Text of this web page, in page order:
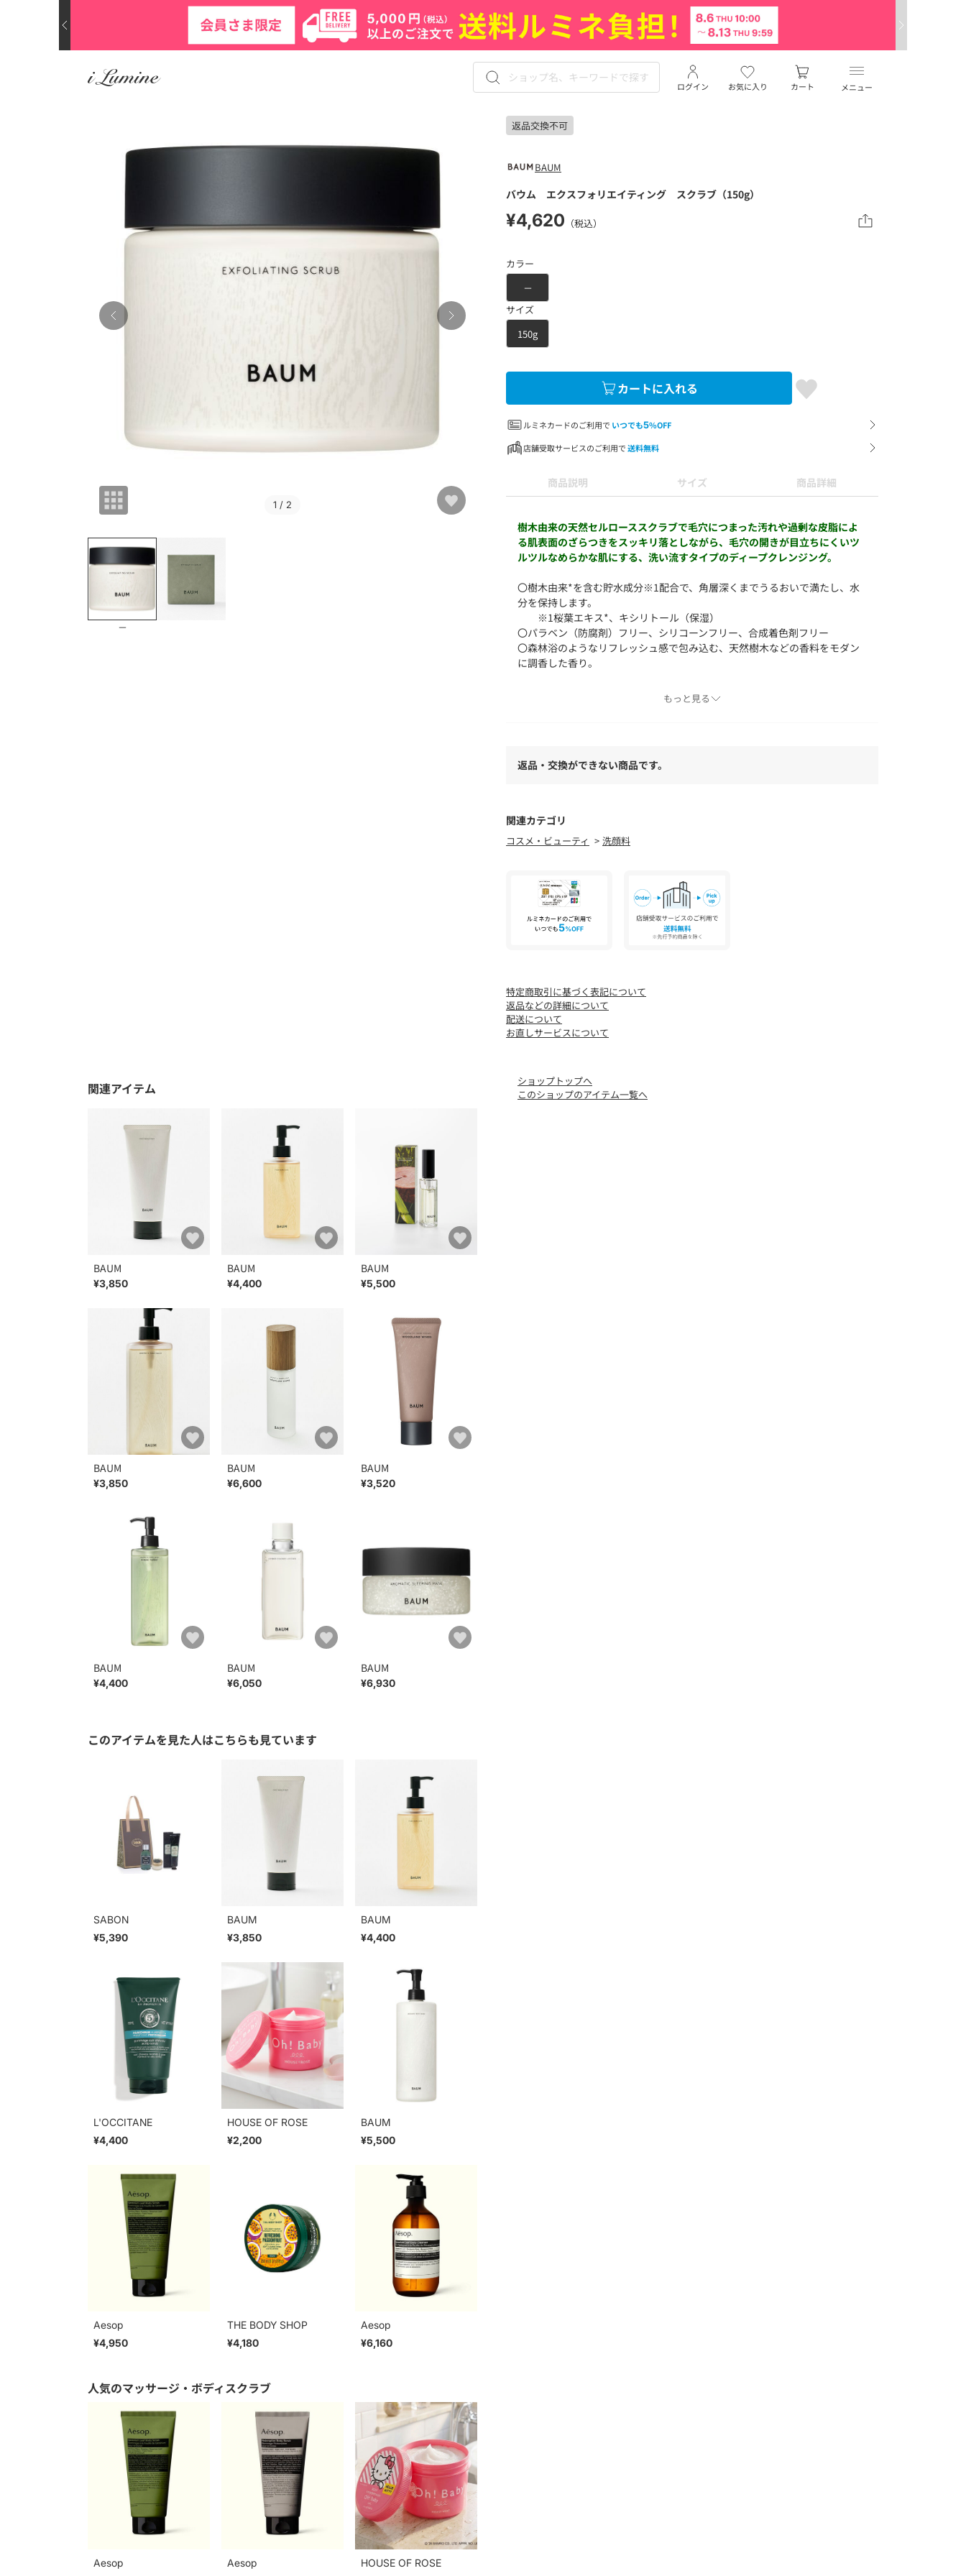
メニュー
お気に入り
ログイン カート
返品交換不可
1 / 2
－
BAUM
バウム エクスフォリエイティング スクラブ（150g）
¥4,620 （税込）
カラー
－
サイズ
150g
カートに入れる
ルミネカードのご利用で いつでも5%OFF
店舗受取サービスのご利用で送料無料
商品説明 サイズ 商品詳細
樹木由来の天然セルローススクラブで毛穴につまった汚れや過剰な皮脂によ
る肌表面のざらつきをスッキリ落としながら、毛穴の開きが目立ちにくいツ
ルツルなめらかな肌にする、洗い流すタイプのディープクレンジング。
〇樹木由来*を含む貯水成分※1配合で、角層深くまでうるおいで満たし、水
分を保持します。
※1桜葉エキス*、キシリトール（保湿）
〇パラベン（防腐剤）フリー、シリコーンフリー、合成着色剤フリー
〇森林浴のようなリフレッシュ感で包み込む、天然樹木などの香料をモダン
に調香した香り。
自然由来指数98.0% （水を含む）（ISO16128に基づき算出）
に洗い流してください。目に異物感が残る場合は、眼科医にご相談くださ
合がありますが、品質に問題はありません。
◇容器の中に水が入らないよう、ご注意ください。
◇ご使用中、ご使用後はキャップをしっかりと閉めてください。
◇日のあたるところや高温のところに置かないでください。
スタッフコメント
もっと見る
返品・交換ができない商品です。
関連カテゴリ
コスメ・ビューティ 洗顔料
特定商取引に基づく表記について
返品などの詳細について
配送について
お直しサービスについて
関連アイテム
BAUM
¥3,850
BAUM
¥4,400
BAUM
¥5,500
BAUM
¥3,850
BAUM
¥6,600
BAUM
¥3,520
BAUM
¥4,400
BAUM
¥6,050
BAUM
¥6,930
ショップトップへ
このショップのアイテム一覧へ